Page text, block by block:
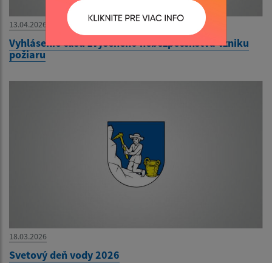
13.04.2026
Vyhlásenie času zvýšeného nebezpečenstva vzniku
požiaru
18.03.2026
Svetový deň vody 2026